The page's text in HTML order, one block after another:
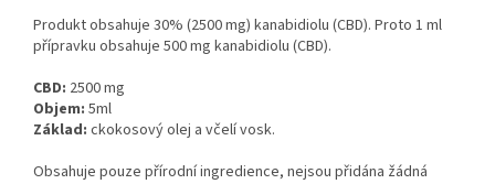
Produkt obsahuje 30% (2500 mg) kanabidiolu (CBD). Proto 1 ml
přípravku obsahuje 500 mg kanabidiolu (CBD).
CBD: 2500 mg
Objem: 5ml
Základ: ckokosový olej a včelí vosk.
Obsahuje pouze přírodní ingredience, nejsou přidána žádná